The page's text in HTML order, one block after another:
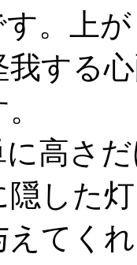
。上
する
に高さ
した
てく